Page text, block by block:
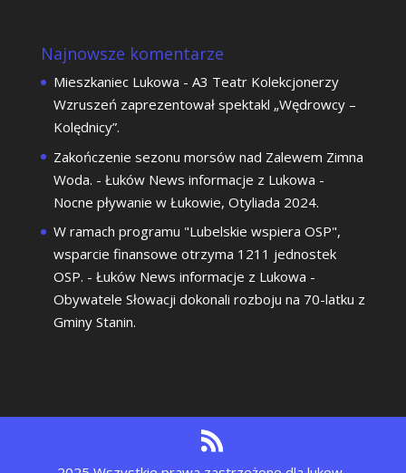
Najnowsze komentarze
Mieszkaniec Lukowa - A3 Teatr Kolekcjonerzy
Wzruszeń zaprezentował spektakl „Wędrowcy –
Kolędnicy”.
Zakończenie sezonu morsów nad Zalewem Zimna
Woda. - Łuków News informacje z Lukowa -
Nocne pływanie w Łukowie, Otyliada 2024.
W ramach programu "Lubelskie wspiera OSP",
wsparcie finansowe otrzyma 1211 jednostek
OSP. - Łuków News informacje z Lukowa -
Obywatele Słowacji dokonali rozboju na 70-latku z
Gminy Stanin.